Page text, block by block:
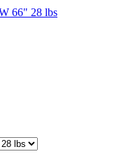
66" 28 lbs